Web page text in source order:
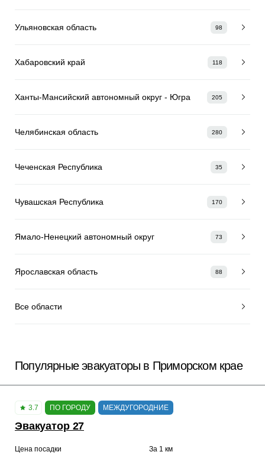
Ульяновская область 98
Хабаровский край 118
Ханты-Мансийский автономный округ - Югра 205
Челябинская область 280
Чеченская Республика 35
Чувашская Республика 170
Ямало-Ненецкий автономный округ 73
Ярославская область 88
Все области
Популярные эвакуаторы в Приморском крае
3.7 ПО ГОРОДУ МЕЖДУГОРОДНИЕ
Эвакуатор 27
Цена посадки За 1 км